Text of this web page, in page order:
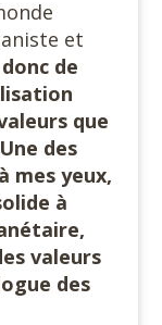
et
de
que
des
mes yeux,
à
valeurs
des